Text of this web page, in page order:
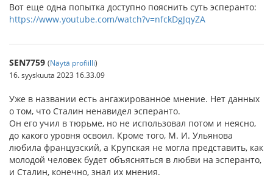
Вот еще одна попытка доступно пояснить суть эсперанто:
https://www.youtube.com/watch?v=nfckDgJqyZA
SEN7759 (Näytä profiilli)
16. syyskuuta 2023 16.33.09
Уже в названии есть ангажированное мнение. Нет данных
о том, что Сталин ненавидел эсперанто.
Он его учил в тюрьме, но не использовал потом и неясно,
до какого уровня освоил. Кроме того, М. И. Ульянова
любила французский, а Крупская не могла представить, как
молодой человек будет объясняться в любви на эсперанто,
и Сталин, конечно, знал их мнения.